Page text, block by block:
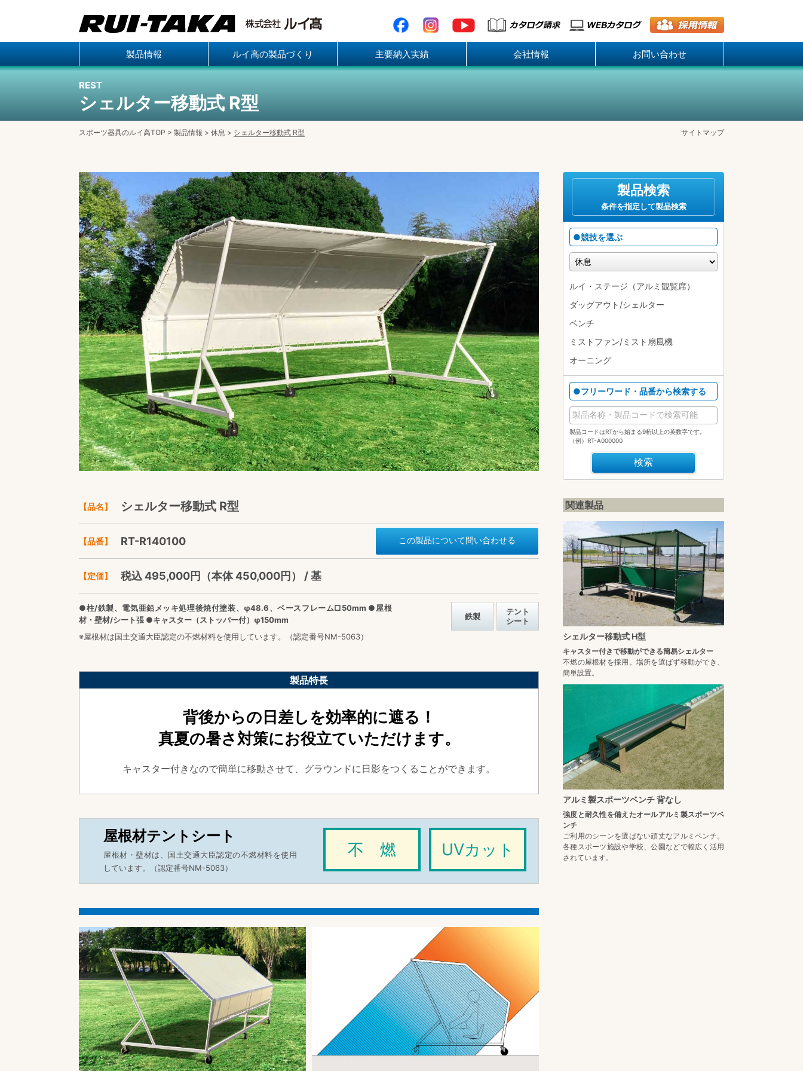
製品情報 ルイ高の製品づくり 主要納入実績 会社情報 お問い合わせ
シェルター移動式 R型
REST
【品名】 シェルター移動式 R型
【品番】 RT-R140100 この製品について問い合わせる
【定価】 税込 495,000円（本体 450,000円） / 基
●柱/鉄製、電気亜鉛メッキ処理後焼付塗装、φ48.6、ベースフレーム□50mm ●屋根
材・壁材/シート張 ●キャスター（ストッパー付）φ150mm
※屋根材は国土交通大臣認定の不燃材料を使用しています。（認定番号NM-5063）
鉄製
テント
シート
製品特長
背後からの日差しを効率的に遮る！
真夏の暑さ対策にお役立ていただけます。
キャスター付きなので簡単に移動させて、グラウンドに日影をつくることができます。
屋根材テントシート
屋根材・壁材は、国土交通大臣認定の不燃材料を使用
しています。（認定番号NM-5063）
不 燃 UVカット
製品検索
条件を指定して製品検索
●競技を選ぶ
ルイ・ステージ（アルミ観覧席）
ダッグアウト/シェルター
ベンチ
ミストファン/ミスト扇風機
オーニング
●フリーワード・品番から検索する
製品コードはRTから始まる9桁以上の英数字です。
（例）RT-A000000
関連製品
シェルター移動式 H型
キャスター付きで移動ができる簡易シェルター
不燃の屋根材を採用。場所を選ばず移動ができ、
簡単設置。
アルミ製スポーツベンチ 背なし
強度と耐久性を備えたオールアルミ製スポーツベ
ンチ
ご利用のシーンを選ばない頑丈なアルミベンチ。
各種スポーツ施設や学校、公園などで幅広く活用
されています。
スポーツ器具のルイ高TOP > 製品情報 > 休息 > シェルター移動式 R型 サイトマップ